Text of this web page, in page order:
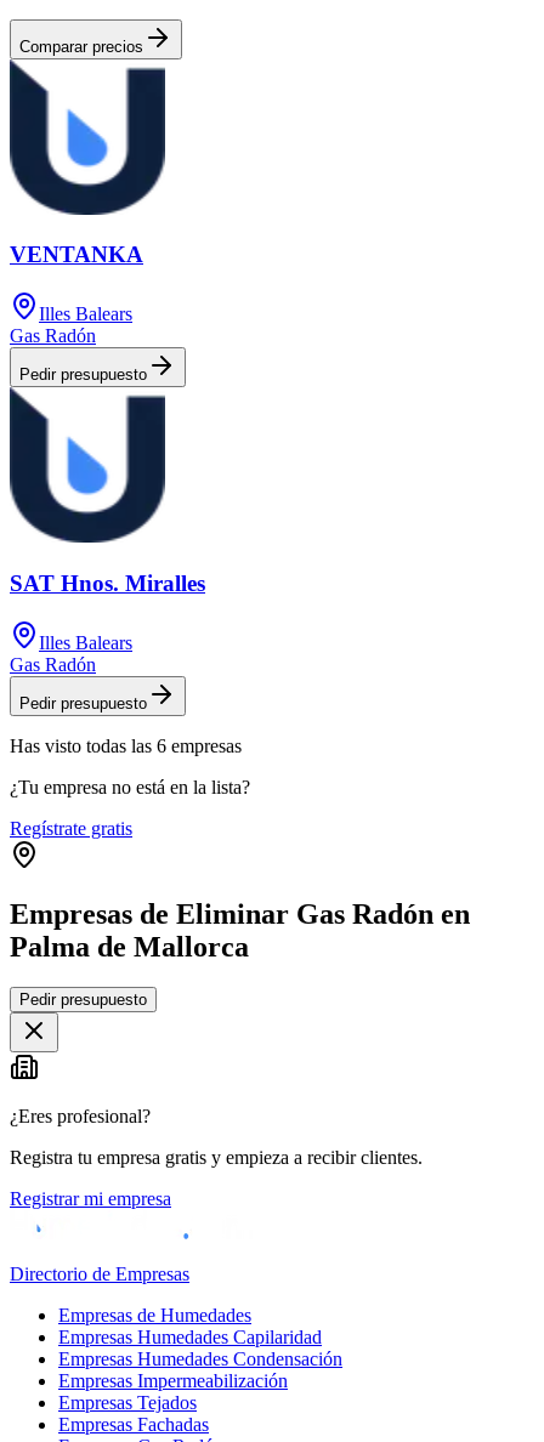
Comparar precios
VENTANKA
Illes Balears
Gas Radón
Pedir presupuesto
SAT Hnos. Miralles
Illes Balears
Gas Radón
Pedir presupuesto
Has visto todas las 6 empresas
¿Tu empresa no está en la lista?
Regístrate gratis
Empresas de Eliminar Gas Radón en
Palma de Mallorca
+
−
Pedir presupuesto
¿Eres profesional?
Registra tu empresa gratis y empieza a recibir clientes.
Registrar mi empresa
Directorio de Empresas
Empresas de Humedades
Empresas Humedades Capilaridad
Empresas Humedades Condensación
Empresas Impermeabilización
Empresas Tejados
Empresas Fachadas